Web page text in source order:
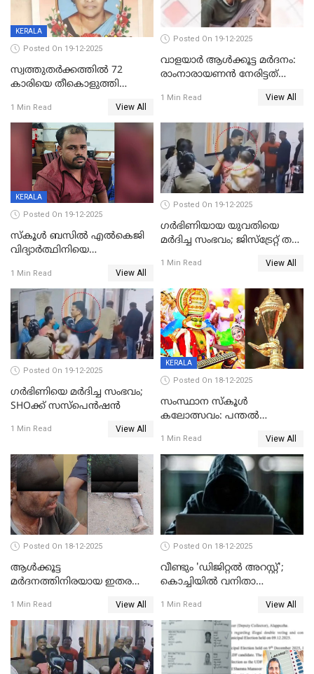
KERALA
Posted On 19-12-2025
സ്വത്തുതര്‍ക്കത്തില്‍ 72
കാരിയെ തീകൊളുത്തി
ക്രൂരകൊലപാതകത്തില്‍
സഹോദരിപുത്രന് ജീവപര്യന്തം
1 Min Read View All
Posted On 19-12-2025
വാളയാർ ആൾക്കൂട്ട മർദനം:
രാംനാരായണൻ നേരിട്ടത്
നാൽപ്പതിലേറെ
റിപ്പോർട്ട്
1 Min Read View All
KERALA
Posted On 19-12-2025
സ്കൂൾ ബസിൽ എൽകെജി
വിദ്യാര്‍ത്ഥിനിയെ
ക്ലീനര്‍ പിടിയിൽ
1 Min Read View All
Posted On 19-12-2025
ഗര്‍ഭിണിയായ യുവതിയെ
മര്‍ദിച്ച സംഭവം; ജിസ്‌ട്രേറ്റ് തല
യുവതി
1 Min Read View All
Posted On 19-12-2025
ഗര്‍ഭിണിയെ മർദിച്ച സംഭവം;
SHOക്ക് സസ്പെൻഷൻ
1 Min Read View All
KERALA
Posted On 18-12-2025
സംസ്ഥാന സ്കൂൾ
കലോത്സവം: പന്തൽ
1 Min Read View All
Posted On 18-12-2025
ആൾക്കൂട്ട
മർദനത്തിനിരയായ ഇതര
നടുക്കുന്ന സംഭവം
വാളയാറിൽ
1 Min Read View All
Posted On 18-12-2025
വീണ്ടും 'ഡിജിറ്റല്‍ അറസ്റ്റ്';
കൊച്ചിയില്‍ വനിതാ
കോടി രൂപ
1 Min Read View All